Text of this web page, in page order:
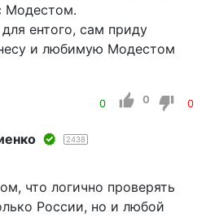
Модестом.
ентого, сам приду
и любимую Модестом
0 0 0
2438
что логично проверять
России, но и любой